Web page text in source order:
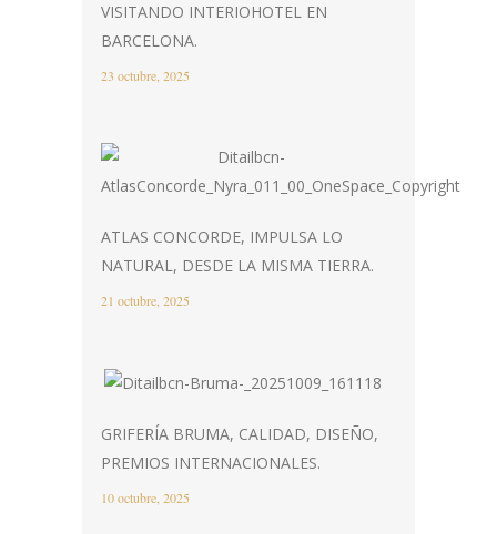
VISITANDO INTERIOHOTEL EN
BARCELONA.
23 octubre, 2025
ATLAS CONCORDE, IMPULSA LO
NATURAL, DESDE LA MISMA TIERRA.
21 octubre, 2025
GRIFERÍA BRUMA, CALIDAD, DISEÑO,
PREMIOS INTERNACIONALES.
10 octubre, 2025